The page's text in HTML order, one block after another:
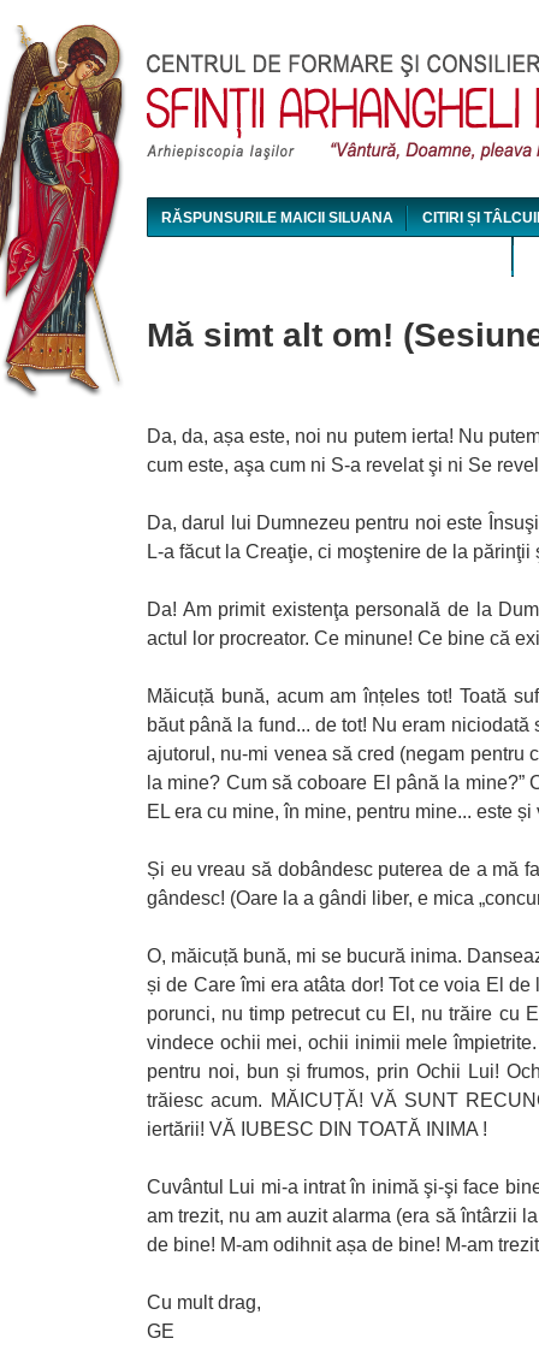
RĂSPUNSURILE MAICII SILUANA CITIRI ȘI
Mă simt alt om!
Da, da, așa este, noi nu putem ierta! Nu
cum este, aşa cum ni S-a revelat şi ni Se
Da, darul lui Dumnezeu pentru noi este
L-a făcut la Creaţie, ci moştenire de la
Da! Am primit existenţa personală de la
actul lor procreator. Ce minune! Ce bine că
Măicuță bună, acum am înțeles tot! Toată
băut până la fund... de tot! Nu eram
ajutorul, nu-mi venea să cred (negam pentru
la mine? Cum să coboare El până la
EL era cu mine, în mine, pentru mine... este
Și eu vreau să dobândesc puterea de a mă
gândesc! (Oare la a gândi liber, e mica
O, măicuță bună, mi se bucură inima.
și de Care îmi era atâta dor! Tot ce voia El
porunci, nu timp petrecut cu El, nu trăire cu
vindece ochii mei, ochii inimii mele
pentru noi, bun și frumos, prin Ochii Lui!
trăiesc acum. MĂICUȚĂ! VĂ SUNT
iertării! VĂ IUBESC DIN TOATĂ INIMA !
Cuvântul Lui mi-a intrat în inimă şi-şi face
am trezit, nu am auzit alarma (era să întârzii
de bine! M-am odihnit așa de bine! M-am
Cu mult drag,
GE